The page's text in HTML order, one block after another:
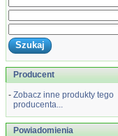
Producent
- Zobacz inne produkty tego
producenta...
Powiadomienia